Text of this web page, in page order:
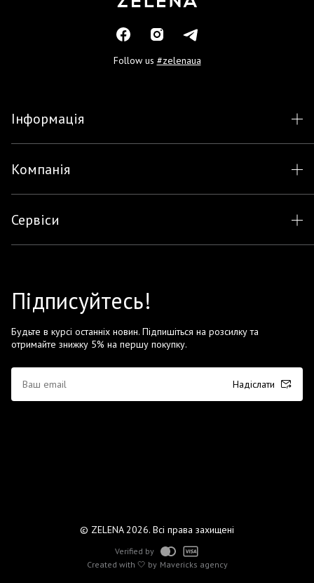
Follow us #zelenaua
Інформація
Компанія
Сервіси
Підписуйтесь!
Будьте в курсі останніх новин. Підпишіться на розсилку та
отримайте знижку 5% на першу покупку.
Надіслати
© ZELENA 2026. Всі права захищені
Created with 🤍 by Mavericks agency
Verified by